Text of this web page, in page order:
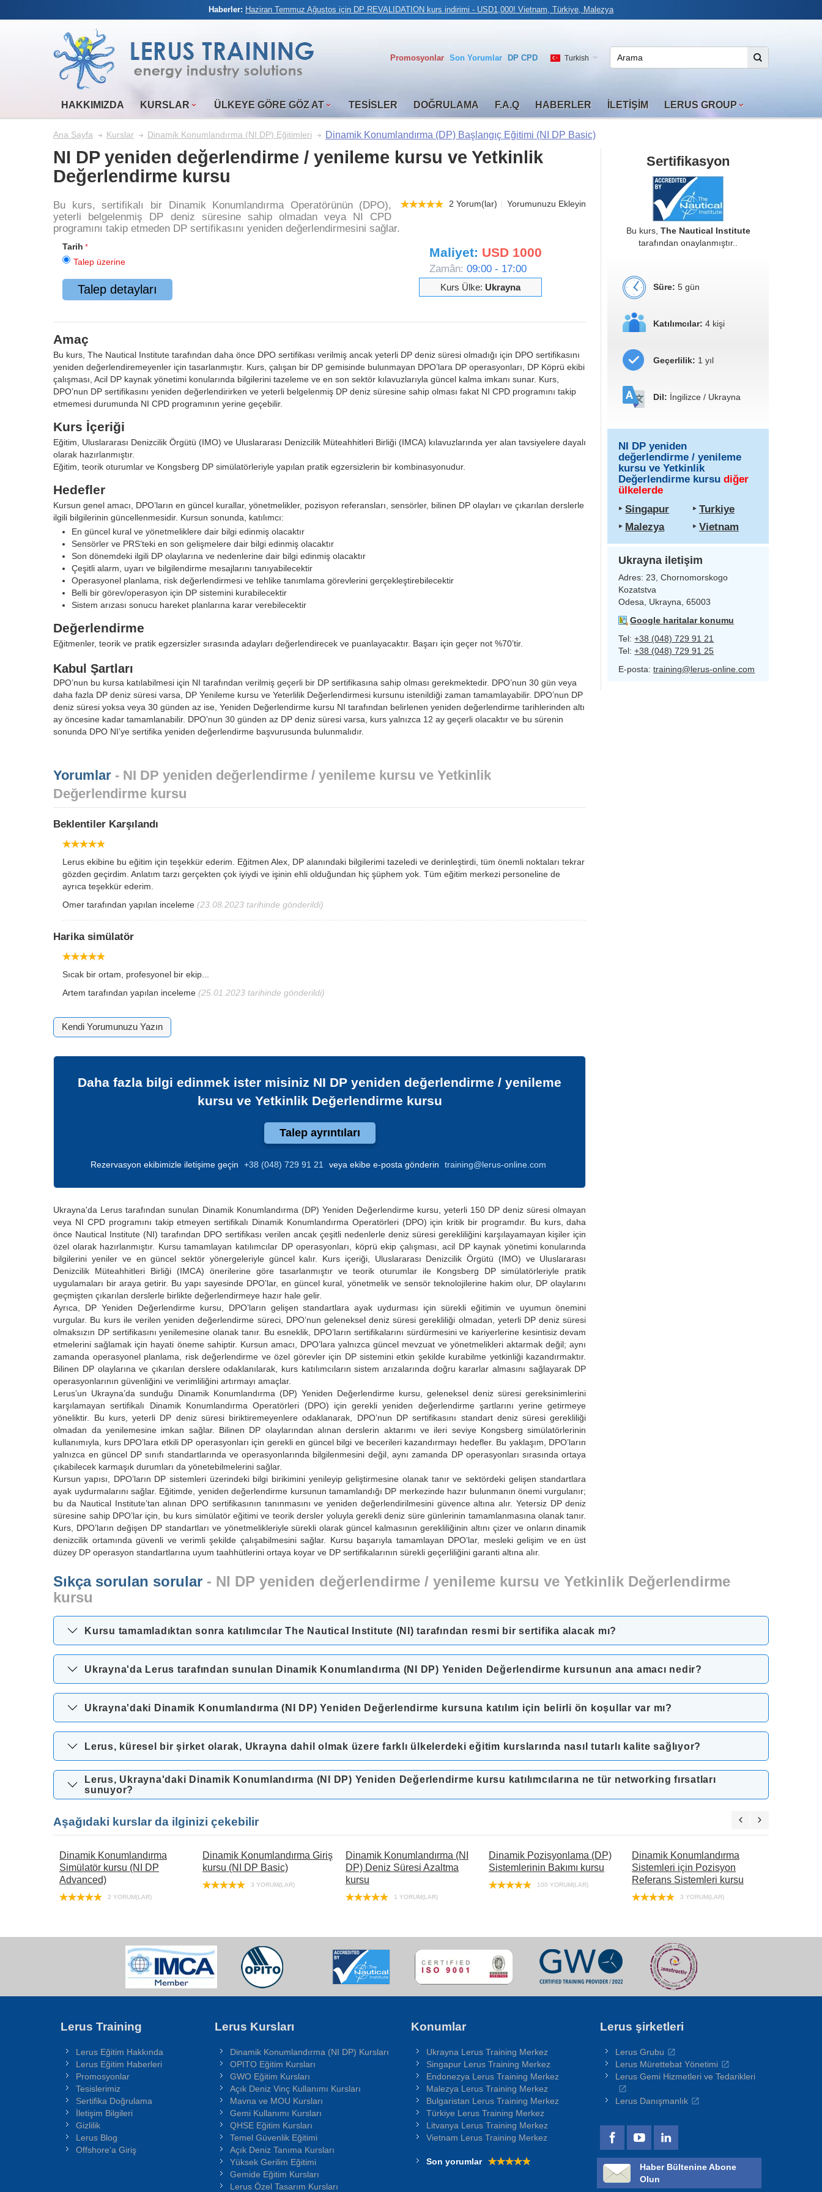
Haberler: Haziran Temmuz Ağustos için DP REVALIDATION kurs indirimi - USD1,000! Vietnam, Türkiye, Malezya
Promosyonlar Son Yorumlar DP CPD Turkish
HAKKIMIZDA KURSLAR ÜLKEYE GÖRE GÖZ AT TESISLER DOĞRULAMA F.A.Q HABERLER İLETIŞIM LERUS GROUP
Ana Sayfa Kurslar Dinamik Konumlandırma (NI DP) Eğitimleri Dinamik Konumlandırma (DP) Başlangıç Eğitimi (NI DP Basic)
NI DP yeniden değerlendirme / yenileme kursu ve Yetkinlik
Değerlendirme kursu
2 Yorum(lar) Yorumunuzu Ekleyin
Bu kurs, sertifikalı bir Dinamik Konumlandırma Operatörünün (DPO),
yeterli belgelenmiş DP deniz süresine sahip olmadan veya NI CPD
programını takip etmeden DP sertifikasını yeniden değerlendirmesini sağlar.
Tarih
Talep üzerine
Talep detayları
Maliyet: USD 1000
Zamân:09:00 - 17:00
Kurs Ülke: Ukrayna
Sertifikasyon
Bu kurs, The Nautical Institute
tarafından onaylanmıştır..
Süre: 5 gün
Katılımcılar: 4 kişi
Geçerlilik: 1 yıl
Dil: İngilizce / Ukrayna
NI DP yeniden
değerlendirme / yenileme
kursu ve Yetkinlik
Değerlendirme kursudiğer
ülkelerde
‣Singapur
‣ Malezya
‣Turkiye
‣Vietnam
Ukrayna iletişim
Adres: 23, Chornomorskogo
Kozatstva
Odesa, Ukrayna, 65003
Google haritalar konumu
Tel:+38 (048) 729 91 21
Tel:+38 (048) 729 91 25
E-posta:training@lerus-online.com
Amaç
Bu kurs, The Nautical Institute tarafından daha önce DPO sertifikası verilmiş ancak yeterli DP deniz süresi olmadığı için DPO sertifikasını
yeniden değerlendiremeyenler için tasarlanmıştır. Kurs, çalışan bir DP gemisinde bulunmayan DPO’lara DP operasyonları, DP Köprü ekibi
çalışması, Acil DP kaynak yönetimi konularında bilgilerini tazeleme ve en son sektör kılavuzlarıyla güncel kalma imkanı sunar. Kurs,
DPO’nun DP sertifikasını yeniden değerlendirirken ve yeterli belgelenmiş DP deniz süresine sahip olması fakat NI CPD programını takip
etmemesi durumunda NI CPD programının yerine geçebilir.
Kurs İçeriği
Eğitim, Uluslararası Denizcilik Örgütü (IMO) ve Uluslararası Denizcilik Müteahhitleri Birliği (IMCA) kılavuzlarında yer alan tavsiyelere dayalı
olarak hazırlanmıştır.
Eğitim, teorik oturumlar ve Kongsberg DP simülatörleriyle yapılan pratik egzersizlerin bir kombinasyonudur.
Hedefler
Kursun genel amacı, DPO’ların en güncel kurallar, yönetmelikler, pozisyon referansları, sensörler, bilinen DP olayları ve çıkarılan derslerle
ilgili bilgilerinin güncellenmesidir. Kursun sonunda, katılımcı:
En güncel kural ve yönetmeliklere dair bilgi edinmiş olacaktır
Sensörler ve PRS’teki en son gelişmelere dair bilgi edinmiş olacaktır
Son dönemdeki ilgili DP olaylarına ve nedenlerine dair bilgi edinmiş olacaktır
Çeşitli alarm, uyarı ve bilgilendirme mesajlarını tanıyabilecektir
Operasyonel planlama, risk değerlendirmesi ve tehlike tanımlama görevlerini gerçekleştirebilecektir
Belli bir görev/operasyon için DP sistemini kurabilecektir
Sistem arızası sonucu hareket planlarına karar verebilecektir
Değerlendirme
Eğitmenler, teorik ve pratik egzersizler sırasında adayları değerlendirecek ve puanlayacaktır. Başarı için geçer not %70’tir.
Kabul Şartları
DPO’nun bu kursa katılabilmesi için NI tarafından verilmiş geçerli bir DP sertifikasına sahip olması gerekmektedir. DPO’nun 30 gün veya
daha fazla DP deniz süresi varsa, DP Yenileme kursu ve Yeterlilik Değerlendirmesi kursunu istenildiği zaman tamamlayabilir. DPO’nun DP
deniz süresi yoksa veya 30 günden az ise, Yeniden Değerlendirme kursu NI tarafından belirlenen yeniden değerlendirme tarihlerinden altı
ay öncesine kadar tamamlanabilir. DPO’nun 30 günden az DP deniz süresi varsa, kurs yalnızca 12 ay geçerli olacaktır ve bu sürenin
sonunda DPO NI’ye sertifika yeniden değerlendirme başvurusunda bulunmalıdır.
Yorumlar - NI DP yeniden değerlendirme / yenileme kursu ve Yetkinlik
Değerlendirme kursu
Beklentiler Karşılandı
Lerus ekibine bu eğitim için teşekkür ederim. Eğitmen Alex, DP alanındaki bilgilerimi tazeledi ve derinleştirdi, tüm önemli noktaları tekrar
gözden geçirdim. Anlatım tarzı gerçekten çok iyiydi ve işinin ehli olduğundan hiç şüphem yok. Tüm eğitim merkezi personeline de
ayrıca teşekkür ederim.
Omer tarafından yapılan inceleme (23.08.2023 tarihinde gönderildi)
Harika simülatör
Sıcak bir ortam, profesyonel bir ekip...
Artem tarafından yapılan inceleme (25.01.2023 tarihinde gönderildi)
Kendi Yorumunuzu Yazın
Daha fazla bilgi edinmek ister misiniz NI DP yeniden değerlendirme / yenileme
kursu ve Yetkinlik Değerlendirme kursu
Talep ayrıntıları
Rezervasyon ekibimizle iletişime geçin +38 (048) 729 91 21 veya ekibe e-posta gönderin training@lerus-online.com
Ukrayna'da Lerus tarafından sunulan Dinamik Konumlandırma (DP) Yeniden Değerlendirme kursu, yeterli 150 DP deniz süresi olmayan
veya NI CPD programını takip etmeyen sertifikalı Dinamik Konumlandırma Operatörleri (DPO) için kritik bir programdır. Bu kurs, daha
önce Nautical Institute (NI) tarafından DPO sertifikası verilen ancak çeşitli nedenlerle deniz süresi gerekliliğini karşılayamayan kişiler için
özel olarak hazırlanmıştır. Kursu tamamlayan katılımcılar DP operasyonları, köprü ekip çalışması, acil DP kaynak yönetimi konularında
bilgilerini yeniler ve en güncel sektör yönergeleriyle güncel kalır. Kurs içeriği, Uluslararası Denizcilik Örgütü (IMO) ve Uluslararası
Denizcilik Müteahhitleri Birliği (IMCA) önerilerine göre tasarlanmıştır ve teorik oturumlar ile Kongsberg DP simülatörleriyle pratik
uygulamaları bir araya getirir. Bu yapı sayesinde DPO’lar, en güncel kural, yönetmelik ve sensör teknolojilerine hakim olur, DP olaylarını
geçmişten çıkarılan derslerle birlikte değerlendirmeye hazır hale gelir.
Ayrıca, DP Yeniden Değerlendirme kursu, DPO’ların gelişen standartlara ayak uydurması için sürekli eğitimin ve uyumun önemini
vurgular. Bu kurs ile verilen yeniden değerlendirme süreci, DPO’nun geleneksel deniz süresi gerekliliği olmadan, yeterli DP deniz süresi
olmaksızın DP sertifikasını yenilemesine olanak tanır. Bu esneklik, DPO’ların sertifikalarını sürdürmesini ve kariyerlerine kesintisiz devam
etmelerini sağlamak için hayati öneme sahiptir. Kursun amacı, DPO’lara yalnızca güncel mevzuat ve yönetmelikleri aktarmak değil; aynı
zamanda operasyonel planlama, risk değerlendirme ve özel görevler için DP sistemini etkin şekilde kurabilme yetkinliği kazandırmaktır.
Bilinen DP olaylarına ve çıkarılan derslere odaklanılarak, kurs katılımcıların sistem arızalarında doğru kararlar almasını sağlayarak DP
operasyonlarının güvenliğini ve verimliliğini artırmayı amaçlar.
Lerus’un Ukrayna’da sunduğu Dinamik Konumlandırma (DP) Yeniden Değerlendirme kursu, geleneksel deniz süresi gereksinimlerini
karşılamayan sertifikalı Dinamik Konumlandırma Operatörleri (DPO) için gerekli yeniden değerlendirme şartlarını yerine getirmeye
yöneliktir. Bu kurs, yeterli DP deniz süresi biriktiremeyenlere odaklanarak, DPO’nun DP sertifikasını standart deniz süresi gerekliliği
olmadan da yenilemesine imkan sağlar. Bilinen DP olaylarından alınan derslerin aktarımı ve ileri seviye Kongsberg simülatörlerinin
kullanımıyla, kurs DPO’lara etkili DP operasyonları için gerekli en güncel bilgi ve becerileri kazandırmayı hedefler. Bu yaklaşım, DPO’ların
yalnızca en güncel DP sınıfı standartlarında ve operasyonlarında bilgilenmesini değil, aynı zamanda DP operasyonları sırasında ortaya
çıkabilecek karmaşık durumları da yönetebilmelerini sağlar.
Kursun yapısı, DPO’ların DP sistemleri üzerindeki bilgi birikimini yenileyip geliştirmesine olanak tanır ve sektördeki gelişen standartlara
ayak uydurmalarını sağlar. Eğitimde, yeniden değerlendirme kursunun tamamlandığı DP merkezinde hazır bulunmanın önemi vurgulanır;
bu da Nautical Institute’tan alınan DPO sertifikasının tanınmasını ve yeniden değerlendirilmesini güvence altına alır. Yetersiz DP deniz
süresine sahip DPO’lar için, bu kurs simülatör eğitimi ve teorik dersler yoluyla gerekli deniz süre günlerinin tamamlanmasına olanak tanır.
Kurs, DPO’ların değişen DP standartları ve yönetmelikleriyle sürekli olarak güncel kalmasının gerekliliğinin altını çizer ve onların dinamik
denizcilik ortamında güvenli ve verimli şekilde çalışabilmesini sağlar. Kursu başarıyla tamamlayan DPO’lar, mesleki gelişim ve en üst
düzey DP operasyon standartlarına uyum taahhütlerini ortaya koyar ve DP sertifikalarının sürekli geçerliliğini garanti altına alır.
Sıkça sorulan sorular - NI DP yeniden değerlendirme / yenileme kursu ve Yetkinlik Değerlendirme
kursu
Kursu tamamladıktan sonra katılımcılar The Nautical Institute (NI) tarafından resmi bir sertifika alacak mı?
Ukrayna'da Lerus tarafından sunulan Dinamik Konumlandırma (NI DP) Yeniden Değerlendirme kursunun ana amacı nedir?
Ukrayna'daki Dinamik Konumlandırma (NI DP) Yeniden Değerlendirme kursuna katılım için belirli ön koşullar var mı?
Lerus, küresel bir şirket olarak, Ukrayna dahil olmak üzere farklı ülkelerdeki eğitim kurslarında nasıl tutarlı kalite sağlıyor?
Lerus, Ukrayna'daki Dinamik Konumlandırma (NI DP) Yeniden Değerlendirme kursu katılımcılarına ne tür networking fırsatları
sunuyor?
Aşağıdaki kurslar da ilginizi çekebilir
Dinamik Konumlandırma
Simülatör kursu (NI DP
Advanced)
2 YORUM(LAR)
Dinamik Konumlandırma Giriş
kursu (NI DP Basic)
3 YORUM(LAR)
Dinamik Konumlandırma (NI
DP) Deniz Süresi Azaltma
kursu
1 YORUM(LAR)
Dinamik Pozisyonlama (DP)
Sistemlerinin Bakımı kursu
100 YORUM(LAR)
Dinamik Konumlandırma
Sistemleri için Pozisyon
Referans Sistemleri kursu
3 YORUM(LAR)
Lerus Training
Lerus Eğitim Hakkında
Lerus Eğitim Haberleri
Promosyonlar
Tesislerimiz
Sertifika Doğrulama
İletişim Bilgileri
Gizlilik
Lerus Blog
Offshore'a Giriş
Lerus Kursları
Dinamik Konumlandırma (NI DP) Kursları
OPITO Eğitim Kursları
GWO Eğitim Kursları
Açık Deniz Vinç Kullanımı Kursları
Mavna ve MOU Kursları
Gemi Kullanımı Kursları
QHSE Eğitim Kursları
Temel Güvenlik Eğitimi
Açık Deniz Tanıma Kursları
Yüksek Gerilim Eğitimi
Gemide Eğitim Kursları
Lerus Özel Tasarım Kursları
Konumlar
Ukrayna Lerus Training Merkez
Singapur Lerus Training Merkez
Endonezya Lerus Training Merkez
Malezya Lerus Training Merkez
Bulgaristan Lerus Training Merkez
Türkiye Lerus Training Merkez
Litvanya Lerus Training Merkez
Vietnam Lerus Training Merkez
Son yorumlar
Lerus şirketleri
Lerus Grubu
Lerus Mürettebat Yönetimi
Lerus Gemi Hizmetleri ve Tedarikleri
Lerus Danışmanlık
Haber Bültenine Abone
Olun